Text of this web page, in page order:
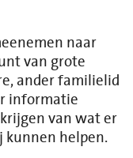
naar
van grote
ander familielid
informatie
van wat er
kunnen helpen.